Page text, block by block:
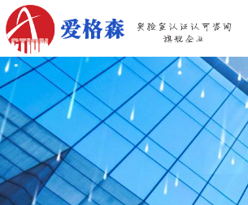
企业介绍